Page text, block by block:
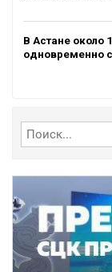
В Астане около
одновременно